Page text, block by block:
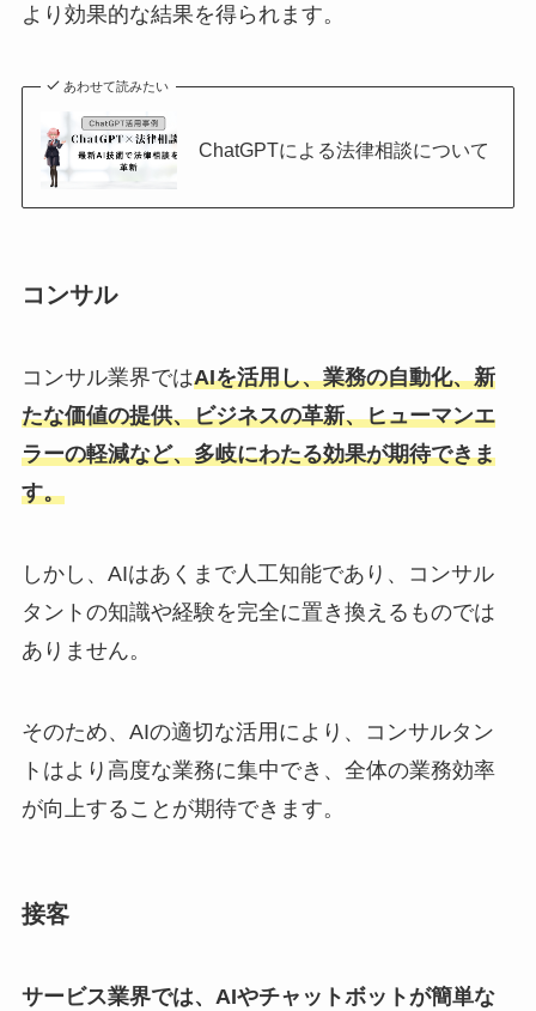
より効果的な結果を得られます。
あわせて読みたい
ChatGPTによる法律相談について
コンサル
コンサル業界ではAIを活用し、業務の自動化、新
たな価値の提供、ビジネスの革新、ヒューマンエ
ラーの軽減など、多岐にわたる効果が期待できま
す。
しかし、AIはあくまで人工知能であり、コンサル
タントの知識や経験を完全に置き換えるものでは
ありません。
そのため、AIの適切な活用により、コンサルタン
トはより高度な業務に集中でき、全体の業務効率
が向上することが期待できます。
接客
サービス業界では、AIやチャットボットが簡単な